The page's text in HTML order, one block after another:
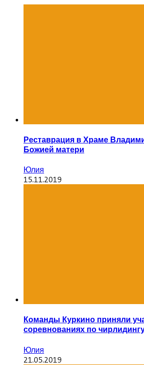
Реставрация в Храме
Божией матери
Юлия
15.11.2019
Команды Куркино приняли
соревнованиях по
Юлия
21.05.2019